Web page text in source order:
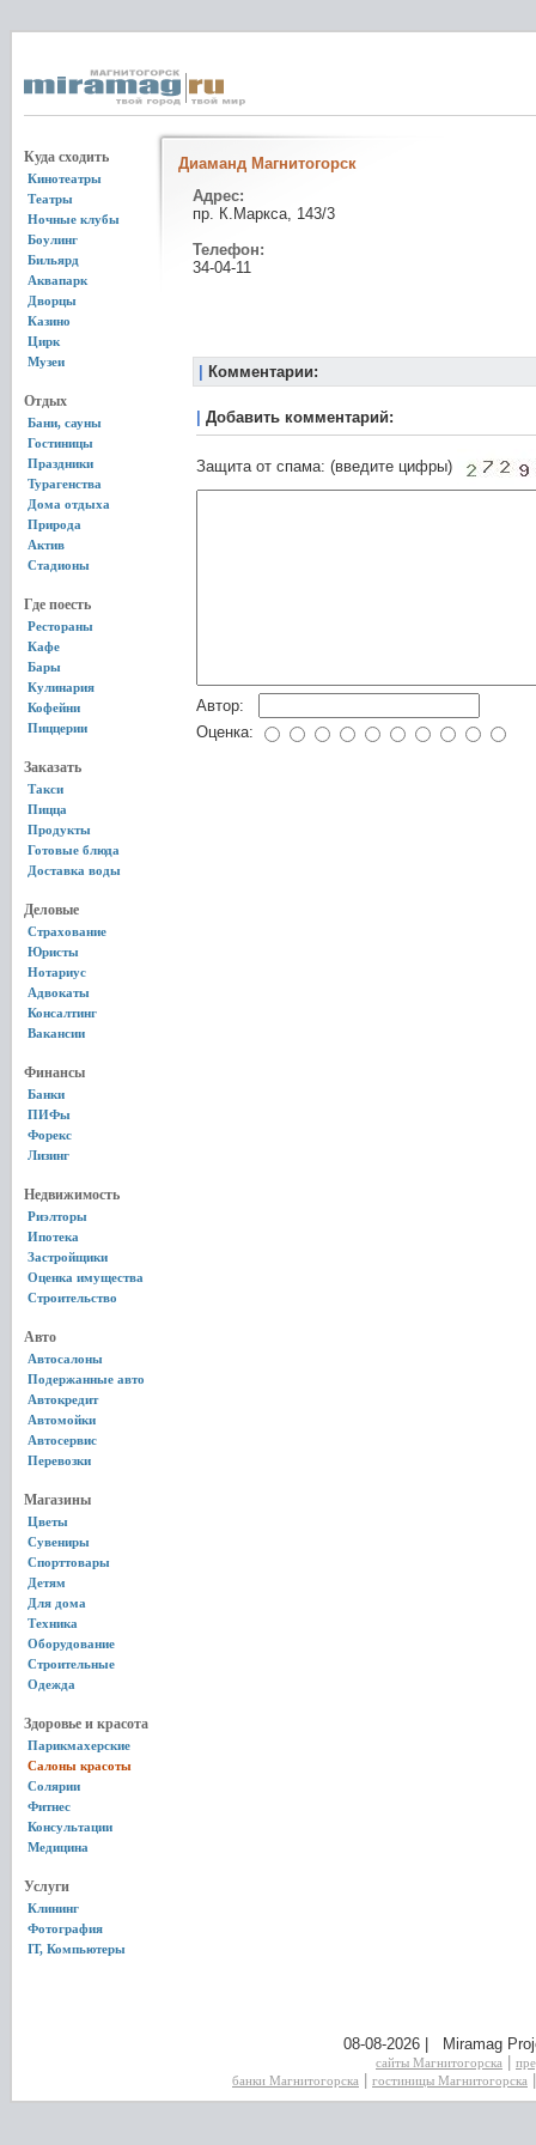
Куда сходить
Кинотеатры
Театры
Ночные клубы
Боулинг
Бильярд
Аквапарк
Дворцы
Казино
Цирк
Музеи
Отдых
Бани, сауны
Гостиницы
Праздники
Турагенства
Дома отдыха
Природа
Актив
Стадионы
Где поесть
Рестораны
Кафе
Бары
Кулинария
Кофейни
Пиццерии
Заказать
Такси
Пицца
Продукты
Готовые блюда
Доставка воды
Деловые
Страхование
Юристы
Нотариус
Адвокаты
Консалтинг
Вакансии
Финансы
Банки
ПИФы
Форекс
Лизинг
Недвижимость
Риэлторы
Ипотека
Застройщики
Оценка имущества
Строительство
Авто
Автосалоны
Подержанные авто
Автокредит
Автомойки
Автосервис
Перевозки
Магазины
Цветы
Сувениры
Спорттовары
Детям
Для дома
Техника
Оборудование
Строительные
Одежда
Здоровье и красота
Парикмахерские
Салоны красоты
Солярии
Фитнес
Консультации
Медицина
Услуги
Клининг
Фотография
IT, Компьютеры
Диаманд Магнитогорск
Адрес:
пр. К.Маркса, 143/3
Телефон:
34-04-11
Комментарии:
Добавить комментарий:
Защита от спама: (введите цифры)
Автор:
Оценка:
08-08-2026 | Miramag
сайты Магнитогорска
банки Магнитогорска
гостиницы Магнитогорска